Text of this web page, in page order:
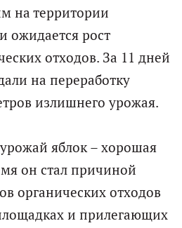
на территории
ожидается рост
отходов. За 11 дней
на переработку
излишнего урожая.
яблок – хорошая
он стал причиной
органических отходов
и прилегающих